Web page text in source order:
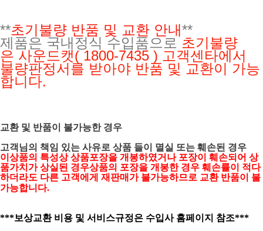
**초기불량 반품 및 교환 안내**
제품은 국내정식 수입품으로 초기불량
은사운드캣( 1800-7435 ) 고객센타에서
불량판정서를 받아야 반품 및 교환이 가능
합니다.
교환 및 반품이 불가능한 경우
고객님의 책임 있는 사유로 상품 들이 멸실 또는 훼손된 경우
이상품의 특성상 상품포장을 개봉하였거나 포장이 훼손되어 상
품가치가 상실된 경우상품의 포장을 개봉한 경우 훼손률이 적다
하더라도 다른 고객에게 재판매가 불가능하므로 교환 반품이 불
가능합니다.
***보상교환 비용 및 서비스규정은 수입사 홈페이지 참조***